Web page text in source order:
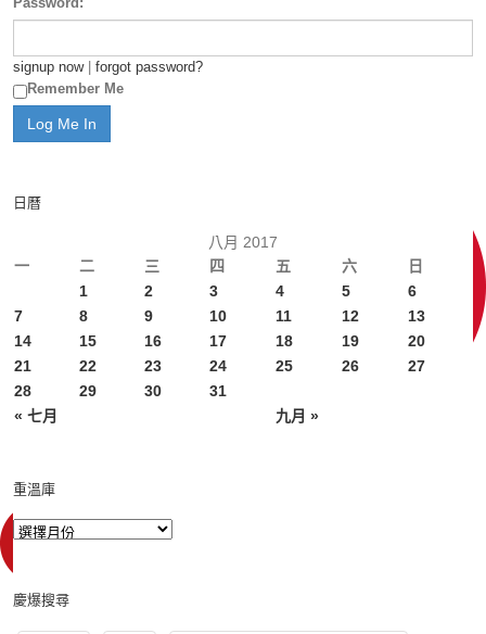
signup now| forgot password?
Remember Me
日曆
八月 2017
一
二 三 四 五 六 日
« 七月 九月 »
1 2 3 4 5
6
7
8 9 10 11 12
13
14
15 16 17 18 19
20
21
22 23 24 25 26
27
28
29 30 31
重溫庫
慶爆搜尋